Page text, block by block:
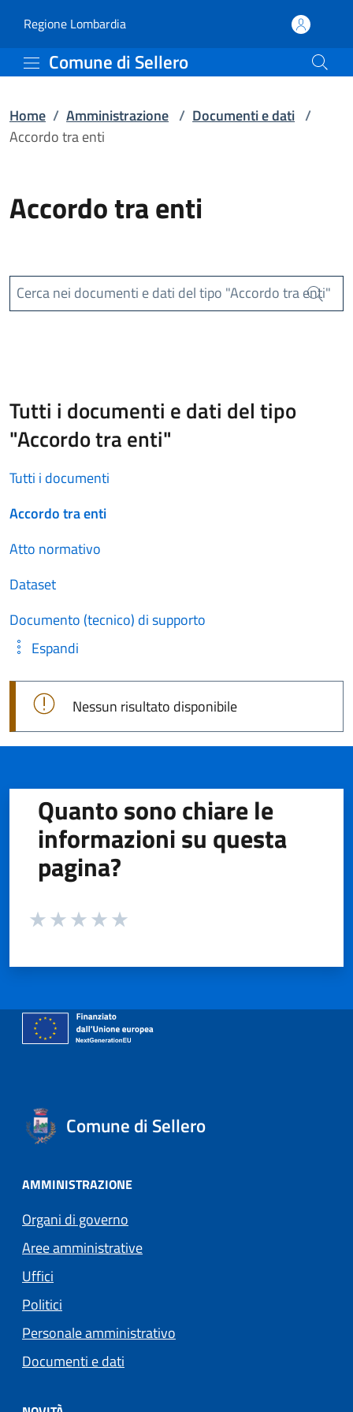
Accordo tra enti |
Regione Lombardia(apre in un'altra scheda).
Comune di Sellero
Home / Amministrazione / Documenti e dati /
Accordo tra enti
Accordo tra enti
Cerca nei documenti e dati del tipo "Accordo tra enti"
Cerca
Tutti i documenti e dati del tipo
"Accordo tra enti"
Tutti i documenti
Accordo tra enti
Atto normativo
Dataset
Documento (tecnico) di supporto
Espandi
Nessun risultato disponibile
Quanto sono chiare le
informazioni su questa
pagina?
Valuta da 1 a 5 stelle la pagina
Comune di Sellero
AMMINISTRAZIONE
Organi di governo
Aree amministrative
Uffici
Politici
Personale amministrativo
Documenti e dati